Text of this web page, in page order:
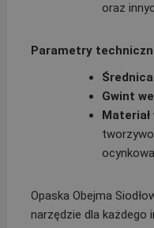
oraz
Parametry
Gwint
Opaska Obejma
narzędzie dla każdego